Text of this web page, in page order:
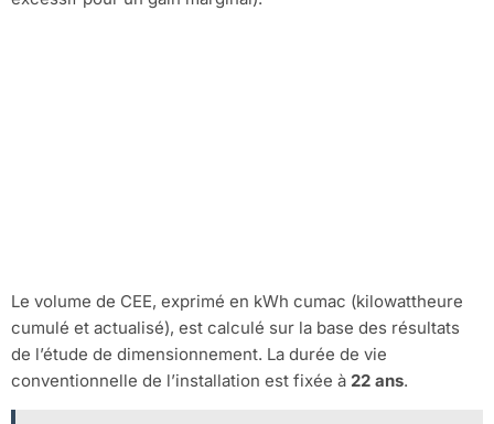
Le volume de CEE, exprimé en kWh cumac (kilowattheure
cumulé et actualisé), est calculé sur la base des résultats
de l’étude de dimensionnement. La durée de vie
conventionnelle de l’installation est fixée à 22 ans.